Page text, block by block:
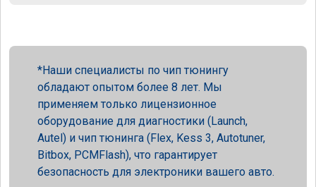
Наши специалисты по чип тюнингу
обладают опытом более 8 лет. Мы
применяем только лицензионное
оборудование для диагностики (Launch,
Autel) и чип тюнинга (Flex, Kess 3, Autotuner,
Bitbox, PCMFlash), что гарантирует
безопасность для электроники вашего авто.